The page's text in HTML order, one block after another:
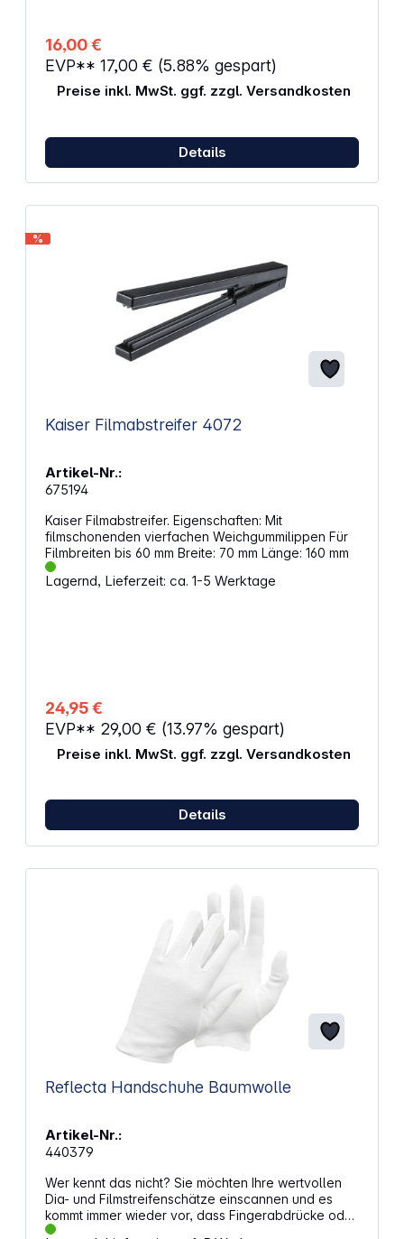
16,00 €
EVP** 17,00 € (5.88% gespart)
Preise inkl. MwSt. ggf. zzgl. Versandkosten
Details
%
Kaiser Filmabstreifer 4072
Artikel-Nr.:
675194
Kaiser Filmabstreifer. Eigenschaften: Mit
filmschonenden vierfachen Weichgummilippen Für
Filmbreiten bis 60 mm Breite: 70 mm Länge: 160 mm
Lagernd, Lieferzeit: ca. 1-5 Werktage
24,95 €
EVP** 29,00 € (13.97% gespart)
Preise inkl. MwSt. ggf. zzgl. Versandkosten
Details
Reflecta Handschuhe Baumwolle
Artikel-Nr.:
440379
Wer kennt das nicht? Sie möchten Ihre wertvollen
Dia- und Filmstreifenschätze einscannen und es
kommt immer wieder vor, dass Fingerabdrücke oder
Fusseln auf der Vorlage zu sehen sind. Um dies zu